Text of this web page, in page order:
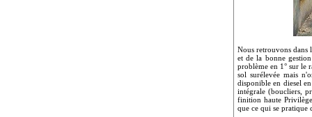
Nous retrouvons dans
et de la bonne
problème en 1° sur le
sol surélevée mais
disponible en diesel
intégrale (boucliers,
finition haute
que ce qui se pratique